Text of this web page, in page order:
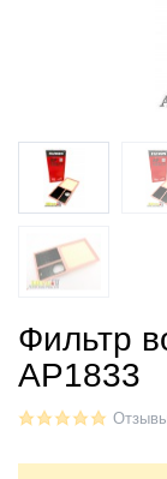
Фильтр
AP1833